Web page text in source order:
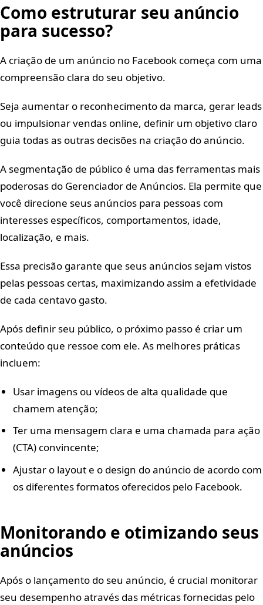
Como estruturar seu anúncio
para sucesso?
A criação de um anúncio no Facebook começa com uma
compreensão clara do seu objetivo.
Seja aumentar o reconhecimento da marca, gerar leads
ou impulsionar vendas online, definir um objetivo claro
guia todas as outras decisões na criação do anúncio.
A segmentação de público é uma das ferramentas mais
poderosas do Gerenciador de Anúncios. Ela permite que
você direcione seus anúncios para pessoas com
interesses específicos, comportamentos, idade,
localização, e mais.
Essa precisão garante que seus anúncios sejam vistos
pelas pessoas certas, maximizando assim a efetividade
de cada centavo gasto.
Após definir seu público, o próximo passo é criar um
conteúdo que ressoe com ele. As melhores práticas
incluem:
Usar imagens ou vídeos de alta qualidade que
chamem atenção;
Ter uma mensagem clara e uma chamada para ação
(CTA) convincente;
Ajustar o layout e o design do anúncio de acordo com
os diferentes formatos oferecidos pelo Facebook.
Monitorando e otimizando seus
anúncios
Após o lançamento do seu anúncio, é crucial monitorar
seu desempenho através das métricas fornecidas pelo